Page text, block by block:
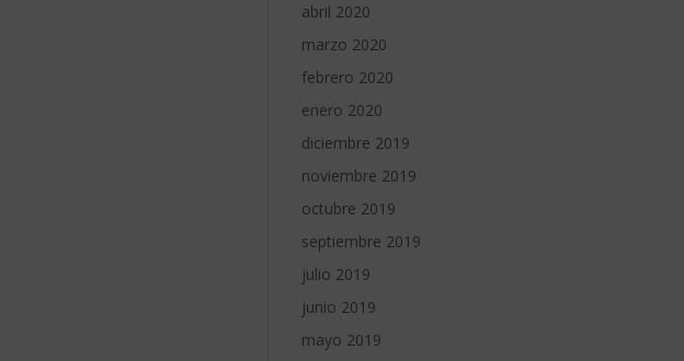
abril 2020
marzo 2020
febrero 2020
enero 2020
diciembre 2019
noviembre 2019
octubre 2019
septiembre 2019
julio 2019
junio 2019
mayo 2019